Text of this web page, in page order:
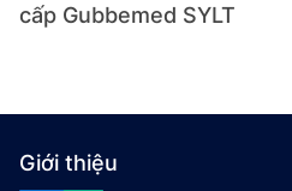
cấp Gubbemed SYLT
Giới thiệu